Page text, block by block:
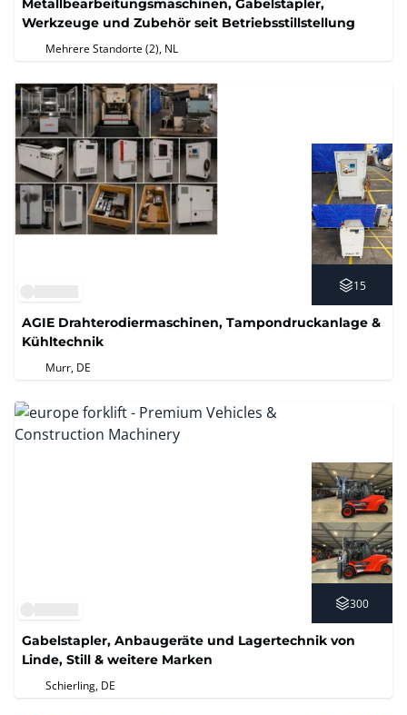
Metallbearbeitungsmaschinen, Gabelstapler,
Werkzeuge und Zubehör seit Betriebsstillstellung
Mehrere Standorte (2), NL
15
AGIE Drahterodiermaschinen, Tampondruckanlage &
Kühltechnik
Murr, DE
300
Gabelstapler, Anbaugeräte und Lagertechnik von
Linde, Still & weitere Marken
Schierling, DE